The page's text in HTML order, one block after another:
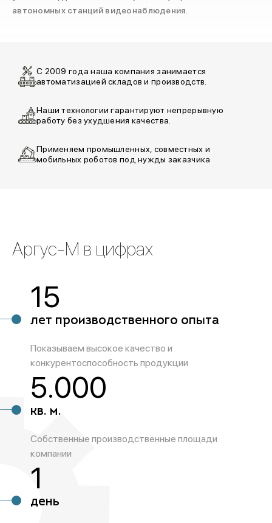
автономных станций видеонаблюдения.
С 2009 года наша компания занимается
автоматизацией складов и производств.
Наши технологии гарантируют непрерывную
работу без ухудшения качества.
Применяем промышленных, совместных и
мобильных роботов под нужды заказчика
Аргус-М в цифрах
15
лет производственного опыта
Показываем высокое качество и
конкурентоспособность продукции
5.000
кв. м.
Собственные производственные площади
компании
1
день